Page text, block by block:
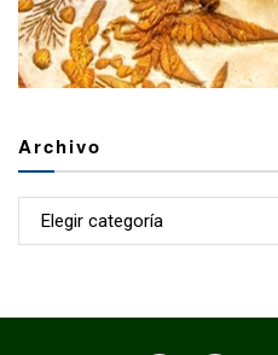
Archivo
Archivo